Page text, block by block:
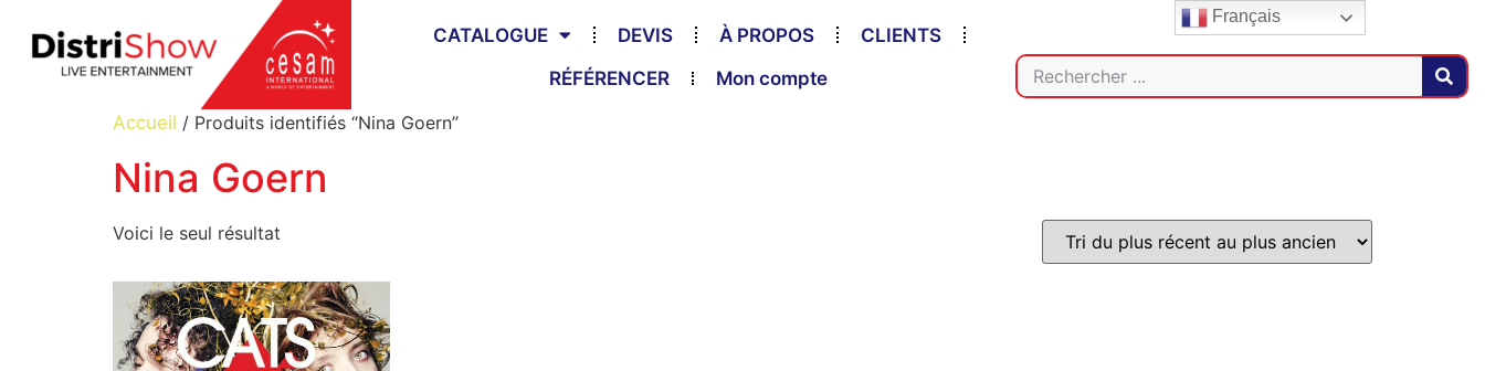
CATALOGUE DEVIS À PROPOS
CLIENTS
RÉFÉRENCER
Mon compte
Accueil / Produits identifiés “Nina Goern”
Nina Goern
Voici le seul résultat
Français